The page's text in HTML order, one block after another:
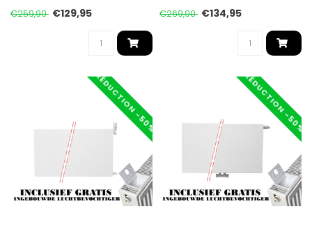
soyeux et ..
€259,90 €129,95
propos..
€269,90 €134,95
RÉDUCTION -50% RÉDUCTION -50%